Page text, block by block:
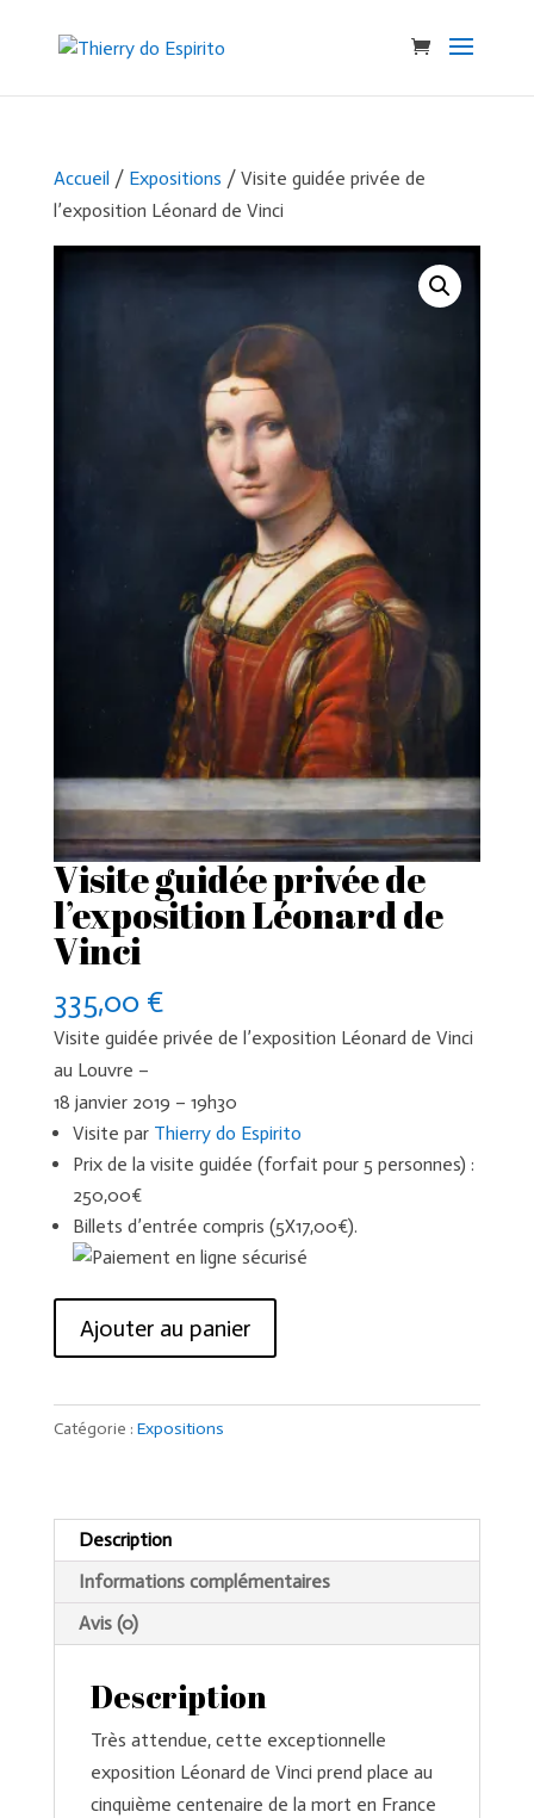
Accueil / Expositions / Visite guidée privée de
l’exposition Léonard de Vinci
Visite guidée privée de
l’exposition Léonard de
Vinci
335,00 €
Visite guidée privée de l’exposition Léonard de Vinci
au Louvre –
18 janvier 2019 – 19h30
Visite par Thierry do Espirito
Prix de la visite guidée (forfait pour 5 personnes) :
250,00€
Billets d’entrée compris (5X17,00€).
guidée
privée
Léonard
Vinci
Ajouter au panier
Catégorie : Expositions
Description
Informations complémentaires
Avis (0)
Description
Très attendue, cette exceptionnelle
exposition Léonard de Vinci prend place au
cinquième centenaire de la mort en France